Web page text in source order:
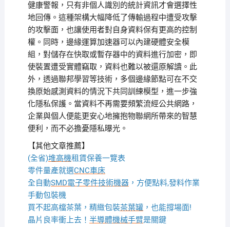
健康警報，只有非個人識別的統計資訊才會選擇性
地回傳。這種架構大幅降低了傳輸過程中遭受攻擊
的攻擊面，也讓使用者對自身資料保有更高的控制
權。同時，邊緣運算加速器可以內建硬體安全模
組，對儲存在快取或暫存器中的資料進行加密，即
使裝置遭受實體竊取，資料也難以被還原解讀。此
外，透過聯邦學習等技術，多個邊緣節點可在不交
換原始感測資料的情況下共同訓練模型，進一步強
化隱私保護。當資料不再需要頻繁流經公共網路，
企業與個人便能更安心地擁抱物聯網所帶來的智慧
便利，而不必擔憂隱私曝光。
【其他文章推薦】
(全省)堆高機租賃保養一覽表
零件量產就選CNC車床
全自動SMD電子零件技術機器，方便點料,發料作業
手動包裝機
買不起高檔茶葉，精緻包裝茶葉罐，也能撐場面!
晶片良率衝上去！ 半導體機械手臂是關鍵